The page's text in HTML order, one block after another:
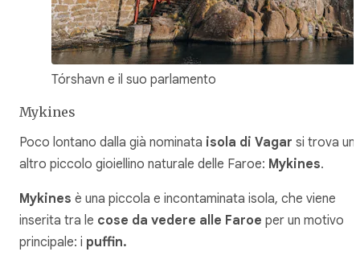
Tórshavn e il suo parlamento
Mykines
Poco lontano dalla già nominata isola di Vagar si trova un
altro piccolo gioiellino naturale delle Faroe: Mykines.
Mykines è una piccola e incontaminata isola, che viene
inserita tra le cose da vedere alle Faroe per un motivo
principale: i puffin.